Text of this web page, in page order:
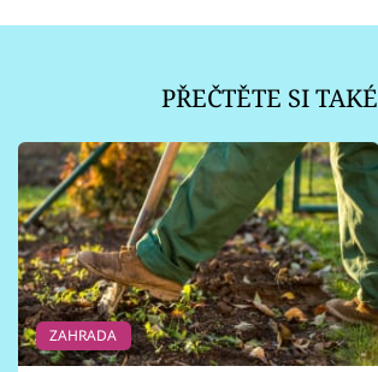
PŘEČTĚTE SI TAKÉ
ZAHRADA